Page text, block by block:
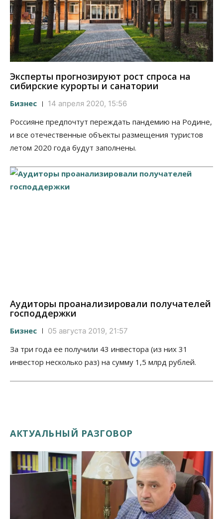
Эксперты прогнозируют рост спроса на
сибирские курорты и санатории
Бизнес 14 апреля 2020, 15:56
Россияне предпочтут переждать пандемию на Родине,
и все отечественные объекты размещения туристов
летом 2020 года будут заполнены.
Аудиторы проанализировали получателей
господдержки
Бизнес 05 августа 2019, 21:57
За три года ее получили 43 инвестора (из них 31
инвестор несколько раз) на сумму 1,5 млрд рублей.
АКТУАЛЬНЫЙ РАЗГОВОР